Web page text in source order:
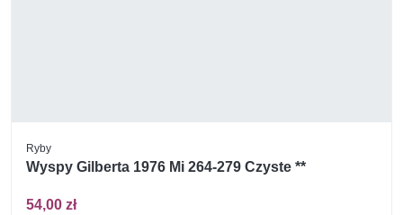
Ryby
Wyspy Gilberta 1976 Mi 264-279 Czyste **
54,00 zł